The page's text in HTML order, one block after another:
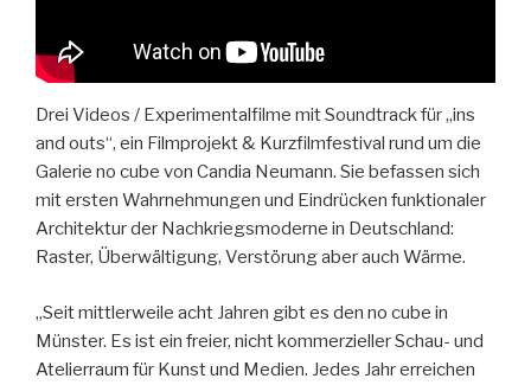
Drei Videos / Experimentalfilme mit Soundtrack für „ins
and outs“, ein Filmprojekt & Kurzfilmfestival rund um die
Galerie no cube von Candia Neumann. Sie befassen sich
mit ersten Wahrnehmungen und Eindrücken funktionaler
Architektur der Nachkriegsmoderne in Deutschland:
Raster, Überwältigung, Verstörung aber auch Wärme.
„Seit mittlerweile acht Jahren gibt es den no cube in
Münster. Es ist ein freier, nicht kommerzieller Schau- und
Atelierraum für Kunst und Medien. Jedes Jahr erreichen